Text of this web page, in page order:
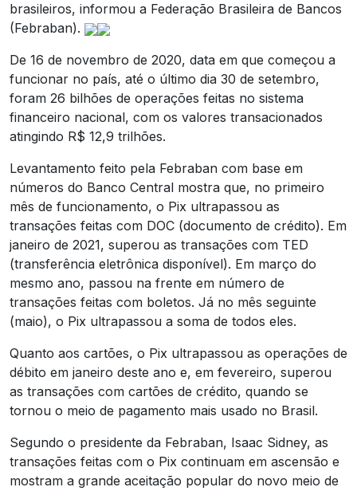
brasileiros, informou a Federação Brasileira de Bancos
(Febraban).
De 16 de novembro de 2020, data em que começou a
funcionar no país, até o último dia 30 de setembro,
foram 26 bilhões de operações feitas no sistema
financeiro nacional, com os valores transacionados
atingindo R$ 12,9 trilhões.
Levantamento feito pela Febraban com base em
números do Banco Central mostra que, no primeiro
mês de funcionamento, o Pix ultrapassou as
transações feitas com DOC (documento de crédito). Em
janeiro de 2021, superou as transações com TED
(transferência eletrônica disponível). Em março do
mesmo ano, passou na frente em número de
transações feitas com boletos. Já no mês seguinte
(maio), o Pix ultrapassou a soma de todos eles.
Quanto aos cartões, o Pix ultrapassou as operações de
débito em janeiro deste ano e, em fevereiro, superou
as transações com cartões de crédito, quando se
tornou o meio de pagamento mais usado no Brasil.
Segundo o presidente da Febraban, Isaac Sidney, as
transações feitas com o Pix continuam em ascensão e
mostram a grande aceitação popular do novo meio de